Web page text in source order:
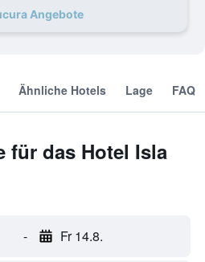
Angebote
Ähnliche Hotels Lage FAQ
für das Hotel Isla
- Fr 14.8.